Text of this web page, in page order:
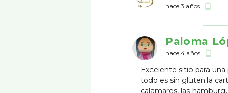
hace 3 años phone_android
Paloma
hace 4 años phone_android
Excelente sitio para
todo es sin gluten.la
calamares, las